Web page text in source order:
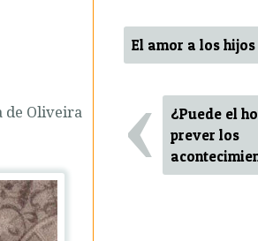
de Oliveira
El amor a los hijos
‹
¿Puede el
prever los